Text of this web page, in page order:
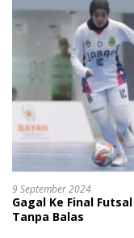
9 September 2024
Gagal Ke Final
Tanpa Balas